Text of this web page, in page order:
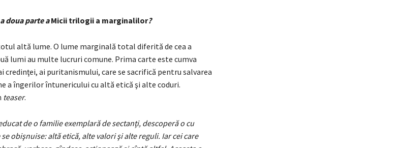
a doua parte aMicii trilogii a marginalilor?
altă lume. O lume marginală total diferită de cea a
lumi au multe lucruri comune. Prima carte este cumva
credinţei, ai puritanismului, care se sacrifică pentru salvarea
a îngerilor întunericului cu altă etică şi alte coduri.
teaser.
de o familie exemplară de sectanţi, descoperă o cu
obişnuise: altă etică, alte valori şi alte reguli. Iar cei care